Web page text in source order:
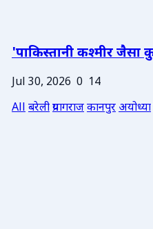
'पाकिस्तानी कश्मीर
Jul 30, 2026 0 14
Allबरेलीप्रयागराजकानपुरअयोध्या